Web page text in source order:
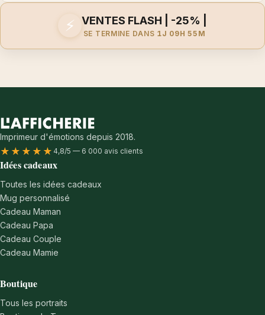
⚡ VENTES FLASH | -25% |
SE TERMINE DANS 1J 09H 55M
Imprimeur d'émotions depuis 2018.
★★★★★ 4,8/5 — 6 000 avis clients
Idées cadeaux
Toutes les idées cadeaux
Mug personnalisé
Cadeau Maman
Cadeau Papa
Cadeau Couple
Cadeau Mamie
Boutique
Tous les portraits